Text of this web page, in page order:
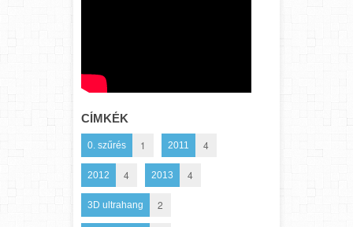
CÍMKÉK
0. szűrés 1 2011 4
2012 4 2013 4
3D ultrahang 2